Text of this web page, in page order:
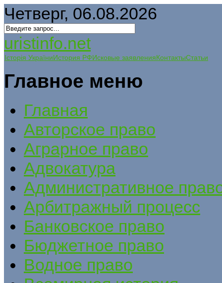
Четверг, 06.08.2026
uristinfo.net
Історія УкраїниИстория РФИсковые заявленияКонтактыСтатьи
Главное меню
Главная
Авторское право
Аграрное право
Адвокатура
Административное
Арбитражный процесс
Банковское право
Бюджетное право
Водное право